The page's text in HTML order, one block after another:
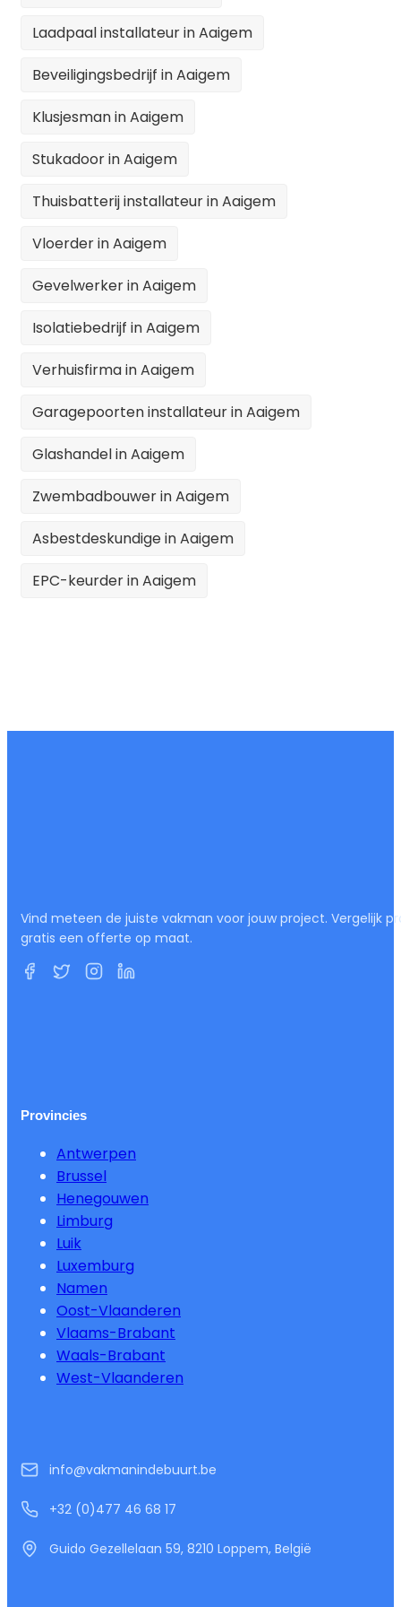
Laadpaal installateur in Aaigem
Beveiligingsbedrijf in Aaigem
Klusjesman in Aaigem
Stukadoor in Aaigem
Thuisbatterij installateur in Aaigem
Vloerder in Aaigem
Gevelwerker in Aaigem
Isolatiebedrijf in Aaigem
Verhuisfirma in Aaigem
Garagepoorten installateur in Aaigem
Glashandel in Aaigem
Zwembadbouwer in Aaigem
Asbestdeskundige in Aaigem
EPC-keurder in Aaigem
Vind meteen de juiste vakman voor jouw project. Vergelijk
gratis een offerte op maat.
Provincies
Antwerpen
Brussel
Henegouwen
Limburg
Luik
Luxemburg
Namen
Oost-Vlaanderen
Vlaams-Brabant
Waals-Brabant
West-Vlaanderen
info@vakmanindebuurt.be
+32 (0)477 46 68 17
Guido Gezellelaan 59, 8210 Loppem, België